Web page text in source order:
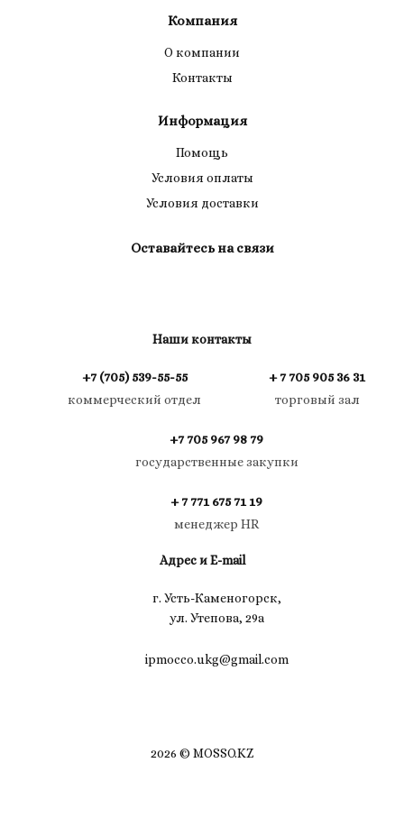
Компания
О компании
Контакты
Информация
Помощь
Условия оплаты
Условия доставки
Оставайтесь на связи
Наши контакты
+7 (705) 539-55-55
коммерческий отдел
+ 7 705 905 36 31
торговый зал
+7 705 967 98 79
государственные закупки
+ 7 771 675 71 19
менеджер HR
Адрес и E-mail
г. Усть-Каменогорск,
ул. Утепова, 29а
ipmocco.ukg@gmail.com
2026 © MOSSO.KZ